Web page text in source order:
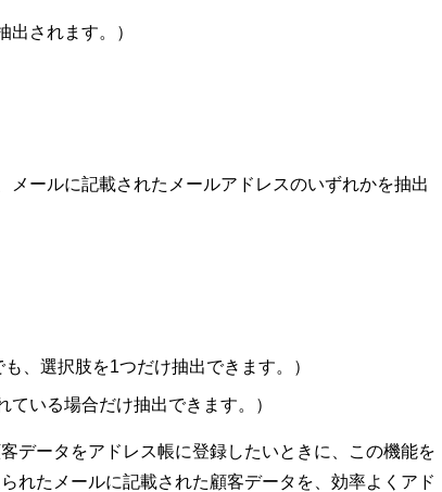
されます。）
メールに記載されたメールアドレスのいずれかを抽出
、選択肢を1つだけ抽出できます。）
いる場合だけ抽出できます。）
データをアドレス帳に登録したいときに、この機能を
れたメールに記載された顧客データを、効率よくアド